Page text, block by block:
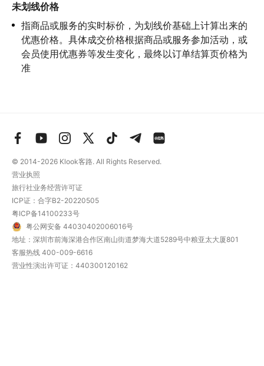
未划线价格
指商品或服务的实时标价，为划线价基础上计算出来的
优惠价格。具体成交价格根据商品或服务参加活动，或
会员使用优惠券等发生变化，最终以订单结算页价格为
准
© 2014-2026 Klook客路. All Rights Reserved.
营业执照
旅行社业务经营许可证
ICP证：合字B2-20220505
粤ICP备14100233号
粤公网安备 44030402006016号
地址：深圳市前海深港合作区南山街道梦海大道5289号中粮亚太大厦801
客服热线 400-009-6616
营业性演出许可证：440300120162